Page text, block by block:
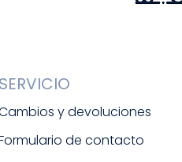
SERVICIO
y devoluciones
de contacto